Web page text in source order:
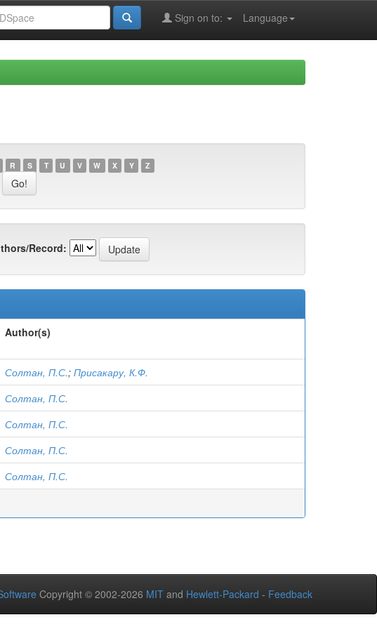
Language
Sign on to:
R S T U V W X Y Z
Record:
Author(s)
Солтан, П.С.; Присакару, К.Ф.
Солтан, П.С.
Солтан, П.С.
Солтан, П.С.
Солтан, П.С.
Copyright © 2002-2026 MIT and Hewlett-Packard - Feedback